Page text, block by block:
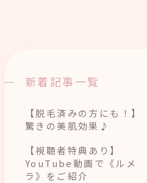
新着記事一覧
【脱毛済みの方にも！】
驚きの美肌効果♪
【視聴者特典あり】
YouTube動画で《ルメ
ラ》をご紹介